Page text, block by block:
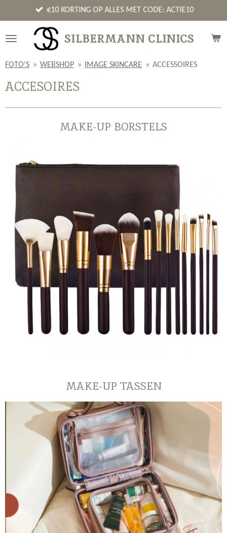
direct
naar
hoofdinhoud
SILBERMANN CLINICS
€10 KORTING OP ALLES MET CODE: ACTIE10
FOTO'S » WEBSHOP » IMAGE SKINCARE » ACCESSOIRES
ACCESOIRES
MAKE-UP BORSTELS
MAKE-UP TASSEN